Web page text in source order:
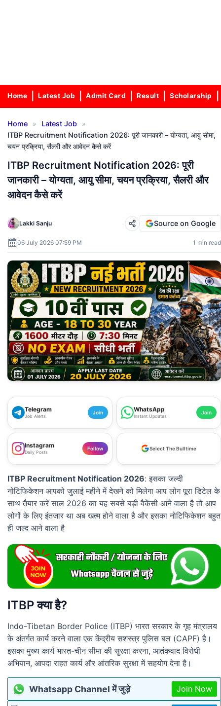
Home Latest Job Admit Card Result Scholarship
Home » Latest Job
»
ITBP Recruitment Notification 2026: पूरी जानकारी – योग्यता, आयु सीमा,
चयन प्रक्रिया, सैलरी और आवेदन कैसे करें
ITBP Recruitment Notification 2026: पूरी
जानकारी – योग्यता, आयु सीमा, चयन प्रक्रिया, सैलरी और
आवेदन कैसे करें
Lakki Sanju
06 July 2026 07:59 PM 1 min read
Source on Google
Telegram
Job Alerts
Join WhatsApp
Instant Updates
Join
Instagram
Daily Posts
Follow Select The Bulltime
ITBP Recruitment Notification 2026: इसका जल्दी
नोटिफिकेशन आपको जुलाई महीने में देखने को मिलेगा आप लोग पूरा डिटेल के
साथ तैयार करें साल 2026 का यह सबसे बड़ी वैकेंसी आने वाला है तो आप
लोगों के लिए इंतजार था अब खत्म होने वाला है और इसका नोटिफिकेशन बहुत
ही जल्द आने वाला है
ITBP क्या है?
Indo-Tibetan Border Police (ITBP) भारत सरकार के गृह मंत्रालय
के अंतर्गत कार्य करने वाला एक केंद्रीय सशस्त्र पुलिस बल (CAPF) है।
इसका मुख्य कार्य भारत-चीन सीमा की सुरक्षा करना, आतंकवाद विरोधी
अभियान, आपदा राहत कार्य और आंतरिक सुरक्षा में सहयोग देना है।
Whatsapp Channel में जुड़े Join Now